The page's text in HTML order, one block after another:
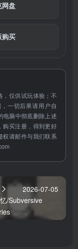
网盘
购买
，仅供试玩体验；不
一切后果请用户自
电脑中彻底删除上述
购买注册，得到更好
权请邮件与我们联系
2026-07-05
/Subversive